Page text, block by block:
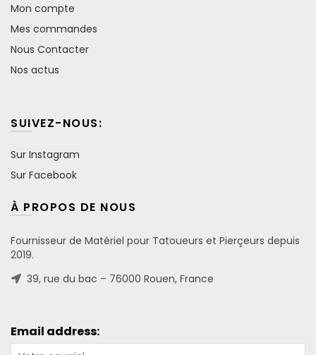
Mon compte
Mes commandes
Nous Contacter
Nos actus
SUIVEZ-NOUS:
Sur Instagram
Sur Facebook
À PROPOS DE NOUS
Fournisseur de Matériel pour Tatoueurs et Pierçeurs depuis
2019.
39, rue du bac – 76000 Rouen, France
Email address: